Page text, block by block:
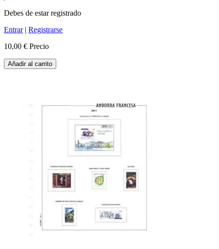
Debes de estar registrado
Entrar| Registrarse
10,00 € Precio
Añadir al carrito